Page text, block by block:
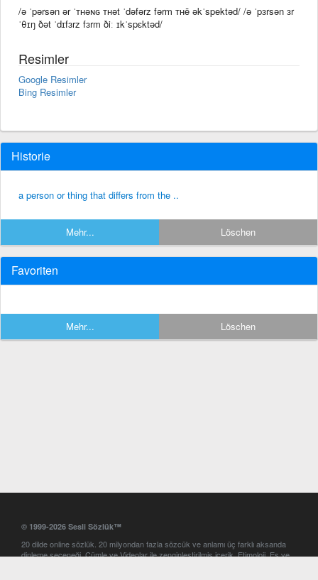
/ə ˈpərsən ər ˈᴛʜəɴɢ ᴛʜət ˈdəfərz fərm ᴛʜē əkˈspektəd/ /ə ˈpɜrsən ɜr
ˈθɪŋ ðət ˈdɪfɜrz fɜrm ðiː ɪkˈspɛktəd/
Resimler
Google Resimler
Bing Resimler
Historie
a person or thing that differs from the ..
Mehr... Löschen
Favoriten
Mehr... Löschen
© 1999-2026 Sesli Sözlük™
20 dilde online sözlük. 20 milyondan fazla sözcük ve anlamı üç farklı aksanda
dinleme seçeneği. Cümle ve Videolar ile zenginleştirilmiş içerik. Etimoloji, Eş ve